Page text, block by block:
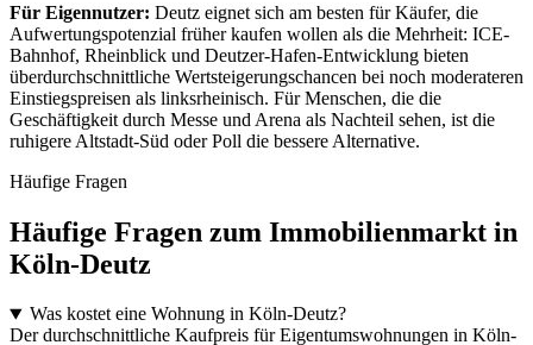
Für Eigennutzer: Deutz eignet sich am besten für Käufer, die
Aufwertungspotenzial früher kaufen wollen als die Mehrheit: ICE-
Bahnhof, Rheinblick und Deutzer-Hafen-Entwicklung bieten
überdurchschnittliche Wertsteigerungschancen bei noch moderateren
Einstiegspreisen als linksrheinisch. Für Menschen, die die
Geschäftigkeit durch Messe und Arena als Nachteil sehen, ist die
ruhigere Altstadt-Süd oder Poll die bessere Alternative.
Häufige Fragen
Häufige Fragen zum Immobilienmarkt in
Köln-Deutz
Was kostet eine Wohnung in Köln-Deutz?
Der durchschnittliche Kaufpreis für Eigentumswohnungen in Köln-